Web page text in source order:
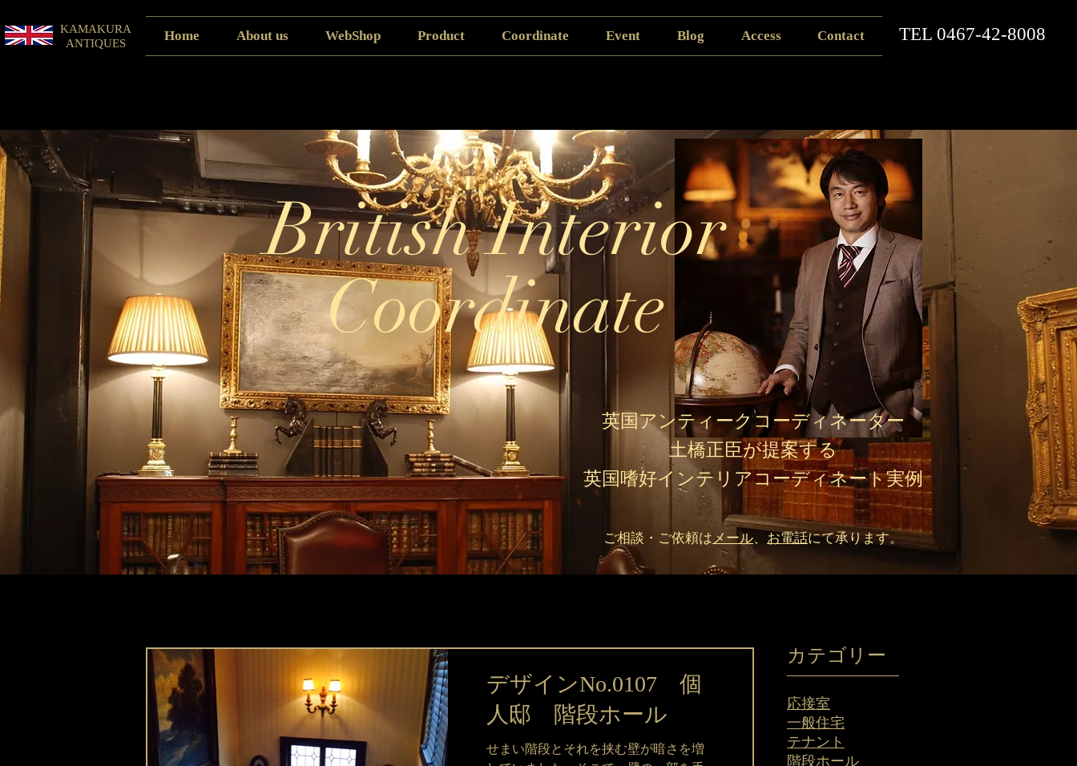
KAMAKURA
ANTIQUES
Home About us WebShop Product Coordinate Event Blog Access Contact ​TEL 0467-42-8008
イベント情報
British Interior
Coordinate
英国アンティークコーディネーター
土橋正臣が提案する​
英国嗜好インテリアコーディネート実例
ご相談・ご依頼はメール、 お電話にて承ります。
デザインNo.0107 個
人邸 階段ホール
せまい階段とそれを挟む壁が暗さを増
カテゴリー
応接室
一般住宅
テナント
階段ホール